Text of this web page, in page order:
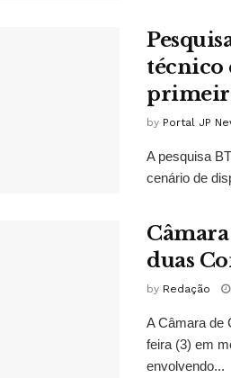
técnico
by Portal JP
A pesquisa
cenário de
duas
by Redação
A Câmara de
feira (3) em
envolvendo...